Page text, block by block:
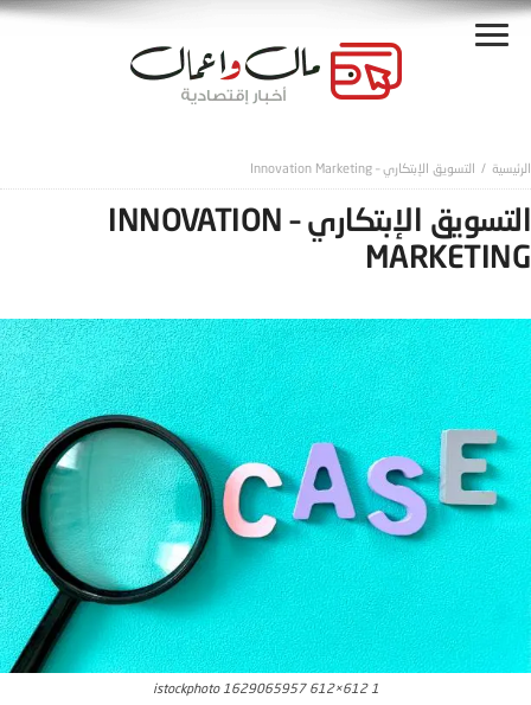
التسويق الإبتكاري – Innovation Marketing
التسويق الإبتكاري – INNOVATION
MARKETING
istockphoto 1629065957 612×612 1